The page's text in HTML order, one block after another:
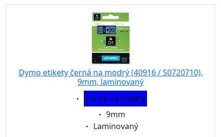
Dymo etikety černá na modrý (40916 / S0720710),
9mm, laminovaný
Eigenschaft:
černá na modrý
Eigenschaft:
9mm
Eigenschaft:
Laminovaný